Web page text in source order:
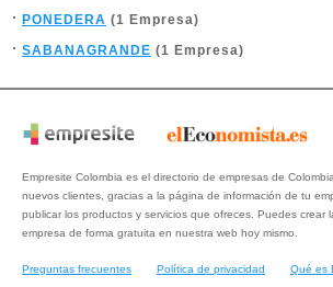
PONEDERA (1 Empresa)
SABANAGRANDE (1 Empresa)
Empresite Colombia es el directorio de empresas de
nuevos clientes, gracias a la página de información de tu
publicar los productos y servicios que ofreces. Puedes crear
empresa de forma gratuita en nuestra web hoy mismo.
Preguntas frecuentes Política de privacidad Qué es